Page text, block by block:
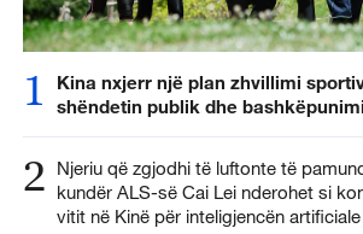
1
Kina nxjerr një plan zhvillimi
shëndetin publik dhe
2
Njeriu që zgjodhi të luftonte të
kundër ALS-së Cai Lei nderohet si
vitit në Kinë për inteligjencën artificiale